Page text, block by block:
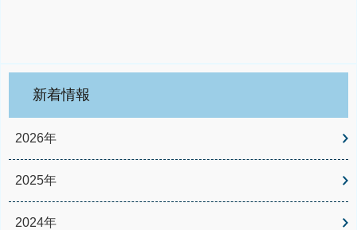
新着情報
2026年
2025年
2024年